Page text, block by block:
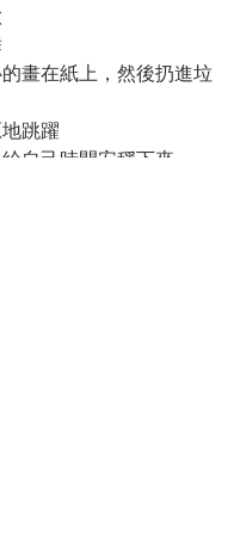
畫在紙上，然後扔進垃
跳躍
自己時間安穩下來